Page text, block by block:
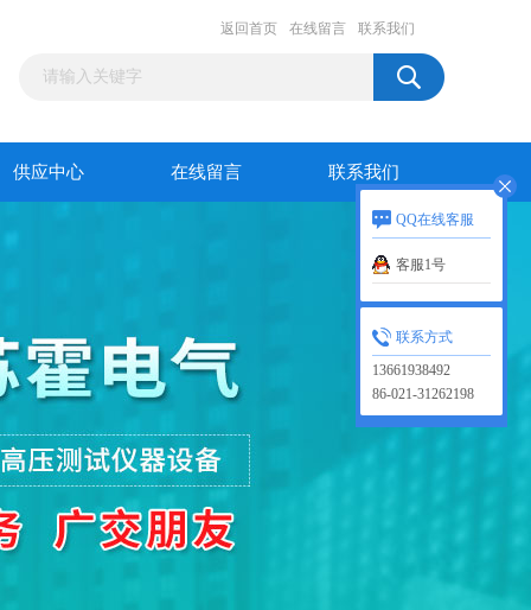
返回首页 在线留言 联系我们
供应中心 在线留言 联系我们
QQ在线客服
客服1号
联系方式
13661938492
86-021-31262198